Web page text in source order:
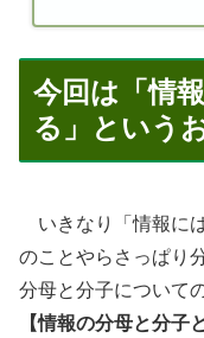
今回は「情
る」という
いきなり「情報に
のことやらさっぱり
分母と分子について
【情報の分母と分子